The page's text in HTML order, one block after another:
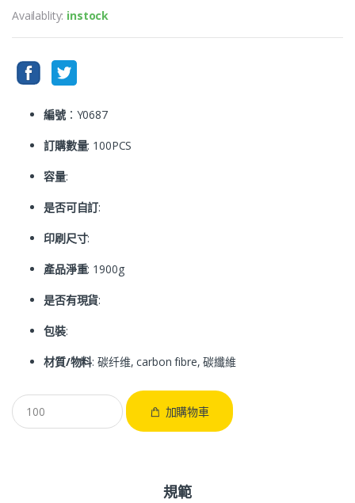
Availablity: instock
編號：Y0687
訂購數量: 100PCS
容量:
是否可自訂:
印刷尺寸:
產品淨重: 1900g
是否有現貨:
包裝:
材質/物料: 碳纤维, carbon fibre, 碳纖維
加購物車
規範